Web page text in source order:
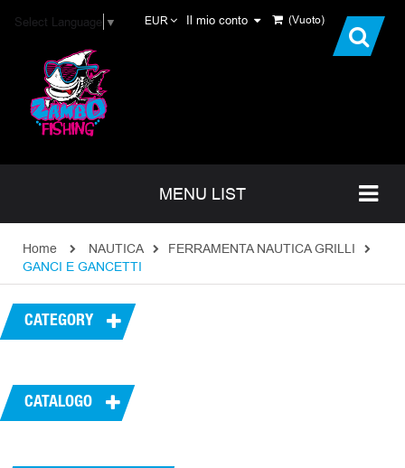
(Vuoto)
Il mio conto
EUR
Select Language ▼
MENU LIST
Home NAUTICA
FERRAMENTA NAUTICA GRILLI
GANCI E GANCETTI
CATEGORY
CATALOGO